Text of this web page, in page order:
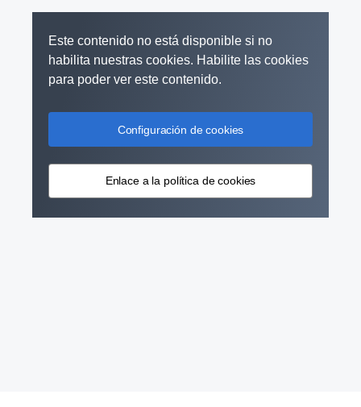
Este contenido no está disponible si no
habilita nuestras cookies. Habilite las cookies
para poder ver este contenido.
Configuración de cookies
Enlace a la política de cookies